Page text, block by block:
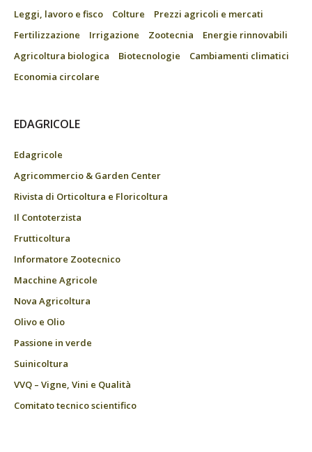
Leggi, lavoro e fisco
Colture
Prezzi agricoli e mercati
Fertilizzazione
Irrigazione Zootecnia
Energie rinnovabili
Agricoltura biologica
Biotecnologie
Cambiamenti climatici
Economia circolare
EDAGRICOLE
Edagricole
Agricommercio & Garden Center
Rivista di Orticoltura e Floricoltura
Il Contoterzista
Frutticoltura
Informatore Zootecnico
Macchine Agricole
Nova Agricoltura
Olivo e Olio
Passione in verde
Suinicoltura
VVQ – Vigne, Vini e Qualità
Comitato tecnico scientifico